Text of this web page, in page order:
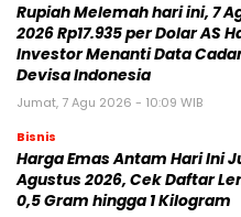
Rupiah Melemah hari ini, 7
2026 Rp17.935 per Dolar AS
Investor Menanti Data
Devisa Indonesia
Jumat, 7 Agu 2026 - 10:09 WIB
Bisnis
Harga Emas Antam Hari Ini
Agustus 2026, Cek Daftar
0,5 Gram hingga 1 Kilogram